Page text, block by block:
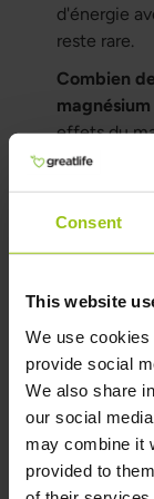
Consent
This website
We use
provide social
We also share
our social
may combine it
provided to
d'énergie
reste rare.
Combien
effets du
beaucoup
Le
Certaines
varier d'une
Existe-t-il
magnésium
comme le
effet
comme le